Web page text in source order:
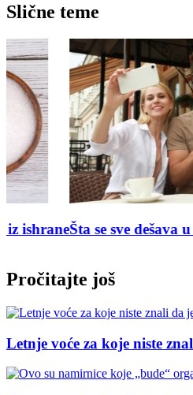
Slične teme
Šta se sve dešava u našem
Pročitajte još
Letnje voće za koje niste